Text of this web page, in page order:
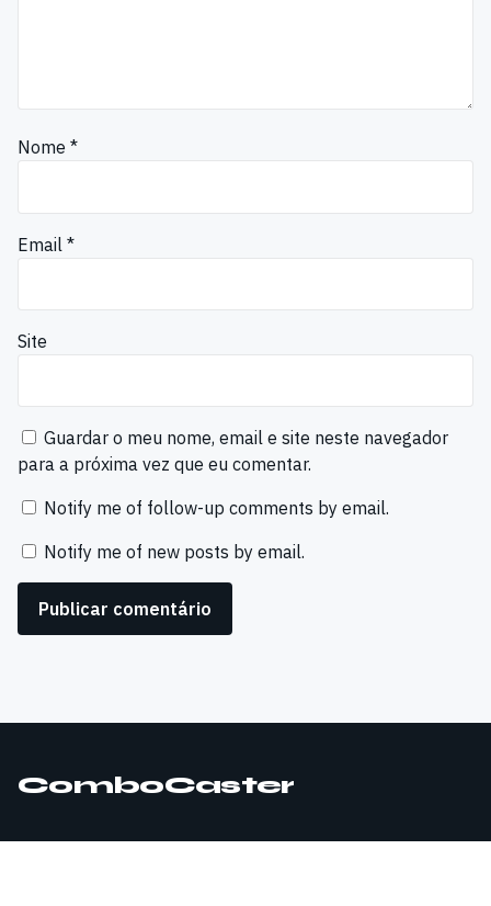
Nome *
Email *
Site
Guardar o meu nome, email e site neste navegador
para a próxima vez que eu comentar.
Notify me of follow-up comments by email.
Notify me of new posts by email.
ComboCaster